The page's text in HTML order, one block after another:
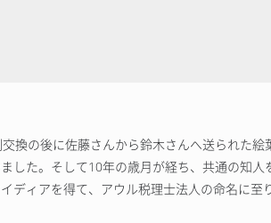
換の後に佐藤さんから鈴木さんへ送られた
した。そして10年の歳月が経ち、共通の知
ィアを得て、アウル税理士法人の命名に